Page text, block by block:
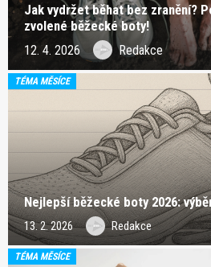
Jak vydržet běhat bez zranění?
zvolené běžecké boty!
12. 4. 2026 Redakce
TÉMA MĚSÍCE
Nejlepší běžecké boty 2026:
13. 2. 2026 Redakce
TÉMA MĚSÍCE